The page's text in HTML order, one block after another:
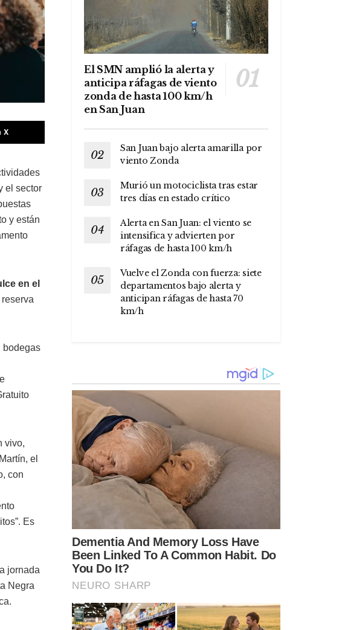
X
el sector
y están
en el
bodegas
vivo,
el
con
Es
jornada
Negra
El SMN amplió la alerta y
anticipa ráfagas de viento
zonda de hasta 100 km/h
en San Juan
San Juan bajo alerta amarilla por
viento Zonda
Murió un motociclista tras estar
tres días en estado crítico
Alerta en San Juan: el viento se
intensifica y advierten por
ráfagas de hasta 100 km/h
Vuelve el Zonda con fuerza: siete
departamentos bajo alerta y
anticipan ráfagas de hasta 70
km/h